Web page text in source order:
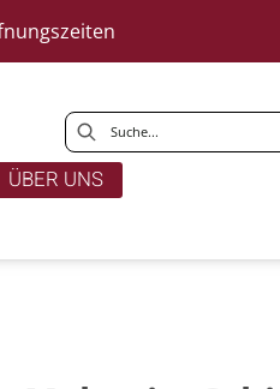
ÜBER UNS